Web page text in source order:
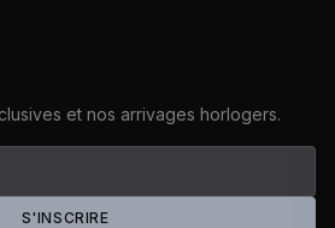
et nos arrivages horlogers.
S'INSCRIRE